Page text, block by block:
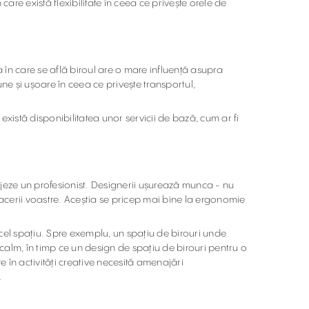
există flexibilitate în ceea ce privește orele de
care se află biroul are o mare influență asupra
și ușoare în ceea ce privește transportul,
disponibilitatea unor servicii de bază, cum ar fi
un profesionist. Designerii ușurează munca - nu
voastre. Aceștia se pricep mai bine la ergonomie
spațiu. Spre exemplu, un spațiu de birouri unde
în timp ce un design de spațiu de birouri pentru o
în activități creative necesită amenajări